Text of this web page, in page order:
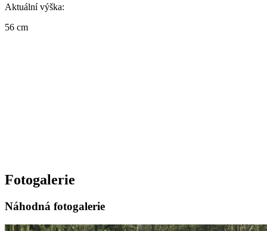
Aktuální výška:
56 cm
Fotogalerie
Náhodná fotogalerie